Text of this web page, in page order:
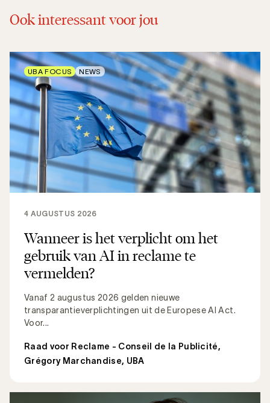
Ook interessant voor jou
Wanneer is het verplicht om het
gebruik van AI in reclame te
vermelden?
Vanaf 2 augustus 2026 gelden nieuwe
transparantieverplichtingen uit de Europese AI Act.
Voor...
4 AUGUSTUS 2026
Raad voor Reclame - Conseil de la Publicité,
Grégory Marchandise, UBA
UBA FOCUS NEWS